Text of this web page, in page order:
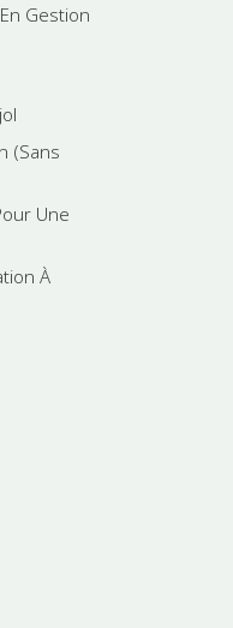
Gestion
(Sans
Une
À